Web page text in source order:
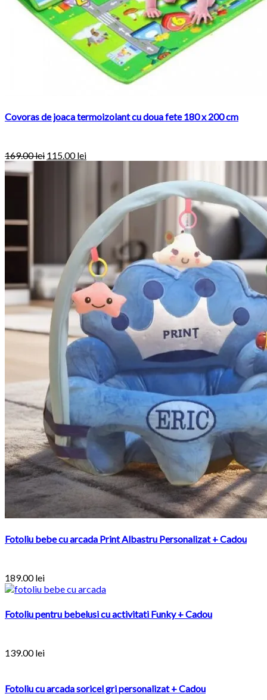
Covoras de joaca termoizolant cu doua fete 180 x 200 cm
169.00lei 115.00lei
Fotoliu bebe cu arcada Print Albastru Personalizat + Cadou
189.00lei
Fotoliu pentru bebelusi cu activitati Funky + Cadou
139.00lei
Fotoliu cu arcada soricel gri personalizat + Cadou